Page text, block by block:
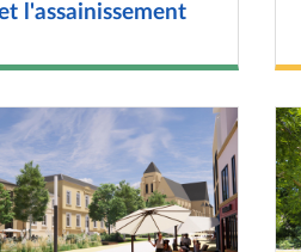
l'assainissement